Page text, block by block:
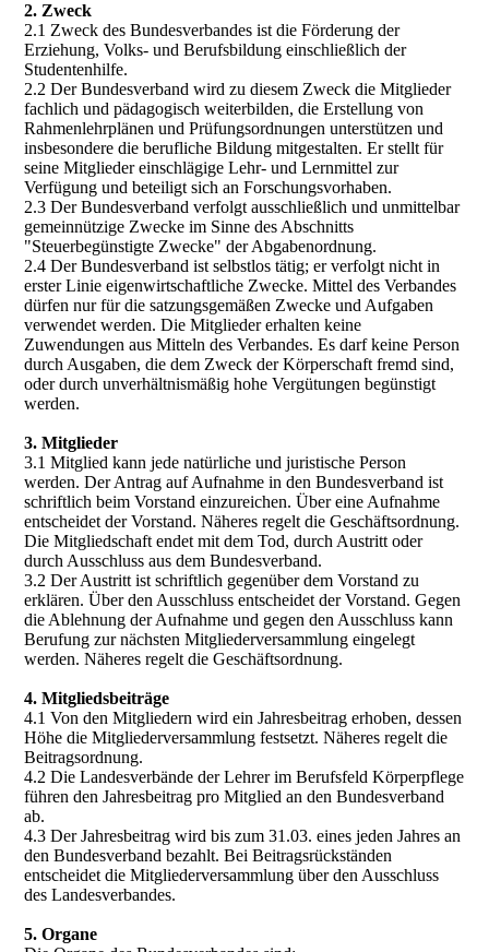
2. Zweck
2.1 Zweck des Bundesverbandes ist die Förderung der
Erziehung, Volks- und Berufsbildung einschließlich der
Studentenhilfe.
2.2 Der Bundesverband wird zu diesem Zweck die Mitglieder
fachlich und pädagogisch weiterbilden, die Erstellung von
Rahmenlehrplänen und Prüfungsordnungen unterstützen und
insbesondere die berufliche Bildung mitgestalten. Er stellt für
seine Mitglieder einschlägige Lehr- und Lernmittel zur
Verfügung und beteiligt sich an Forschungsvorhaben.
2.3 Der Bundesverband verfolgt ausschließlich und unmittelbar
gemeinnützige Zwecke im Sinne des Abschnitts
"Steuerbegünstigte Zwecke" der Abgabenordnung.
2.4 Der Bundesverband ist selbstlos tätig; er verfolgt nicht in
erster Linie eigenwirtschaftliche Zwecke. Mittel des Verbandes
dürfen nur für die satzungsgemäßen Zwecke und Aufgaben
verwendet werden. Die Mitglieder erhalten keine
Zuwendungen aus Mitteln des Verbandes. Es darf keine Person
durch Ausgaben, die dem Zweck der Körperschaft fremd sind,
oder durch unverhältnismäßig hohe Vergütungen begünstigt
werden.
3. Mitglieder
3.1 Mitglied kann jede natürliche und juristische Person
werden. Der Antrag auf Aufnahme in den Bundesverband ist
schriftlich beim Vorstand einzureichen. Über eine Aufnahme
entscheidet der Vorstand. Näheres regelt die Geschäftsordnung.
Die Mitgliedschaft endet mit dem Tod, durch Austritt oder
durch Ausschluss aus dem Bundesverband.
3.2 Der Austritt ist schriftlich gegenüber dem Vorstand zu
erklären. Über den Ausschluss entscheidet der Vorstand. Gegen
die Ablehnung der Aufnahme und gegen den Ausschluss kann
Berufung zur nächsten Mitgliederversammlung eingelegt
werden. Näheres regelt die Geschäftsordnung.
4. Mitgliedsbeiträge
4.1 Von den Mitgliedern wird ein Jahresbeitrag erhoben, dessen
Höhe die Mitgliederversammlung festsetzt. Näheres regelt die
Beitragsordnung.
4.2 Die Landesverbände der Lehrer im Berufsfeld Körperpflege
führen den Jahresbeitrag pro Mitglied an den Bundesverband
ab.
4.3 Der Jahresbeitrag wird bis zum 31.03. eines jeden Jahres an
den Bundesverband bezahlt. Bei Beitragsrückständen
entscheidet die Mitgliederversammlung über den Ausschluss
des Landesverbandes.
5. Organe